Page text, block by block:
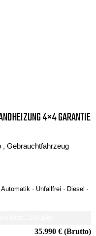
4×4 GARANTIE
, Gebrauchtfahrzeug
Automatik · Unfallfrei · Diesel ·
35.990 € (Brutto)